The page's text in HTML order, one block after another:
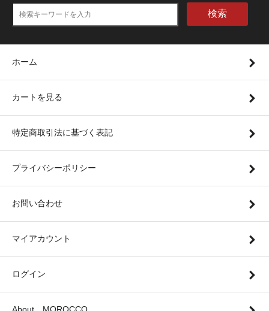
検索
ホーム
カートを見る
特定商取引法に基づく表記
プライバシーポリシー
お問い合わせ
マイアカウント
ログイン